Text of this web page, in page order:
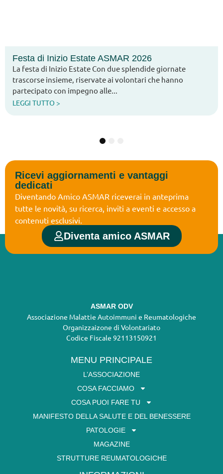
2026
giornate
che hanno
Arcipelaghi: Marzo 2006
È disponibile online il numero di
“Arcipelaghi”, il notiziario
Reumatici. In questa edizione
Ricevi aggiornamenti e vantaggi
dedicati
Diventando Amico ASMAR riceverai in anteprima
tutte le novità, su ricerca, inviti a eventi e accesso a
contenuti esclusivi.
Diventa amico ASMAR
ASMAR ODV
Associazione Malattie Autoimmuni e Reumatologiche
Organizzaizone di Volontariato
Codice Fiscale 92113150921
MENU PRINCIPALE
L’ASSOCIAZIONE
COSA FACCIAMO
COSA PUOI FARE TU
MANIFESTO DELLA SALUTE E DEL BENESSERE
PATOLOGIE
MAGAZINE
STRUTTURE REUMATOLOGICHE